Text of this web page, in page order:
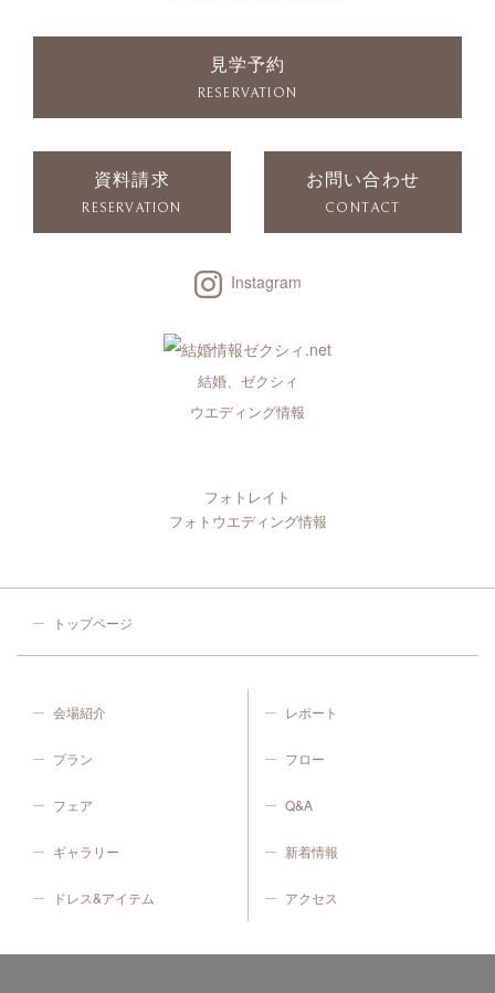
見学予約
RESERVATION
資料請求
RESERVATION
お問い合わせ
CONTACT
Instagram
結婚、ゼクシィ
ウエディング情報
フォトレイト
フォトウエディング情報
トップページ
会場紹介
プラン
フェア
ギャラリー
ドレス&アイテム
レポート
フロー
Q&A
新着情報
アクセス